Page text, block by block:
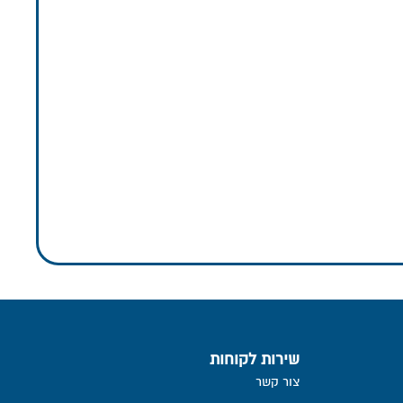
שירות לקוחות
צור קשר